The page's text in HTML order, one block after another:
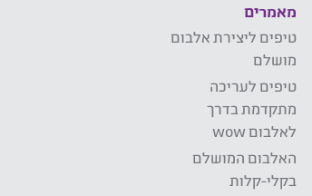
מאמרים
טיפים ליצירת אלבום
מושלם
טיפים לעריכה
מתקדמת בדרך
לאלבום wow
האלבום המושלם
בקלי-קלות